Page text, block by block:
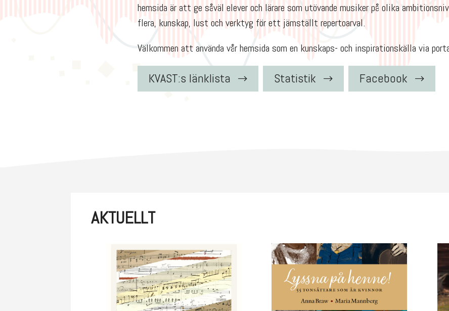
hemsida är att ge såväl elever och lärare som utövande musiker på olika
flera, kunskap, lust och verktyg för ett jämställt repertoarval.
Välkommen att använda vår hemsida som en kunskaps- och inspirationskälla via
KVAST:s länklista Statistik Facebook
AKTUELLT